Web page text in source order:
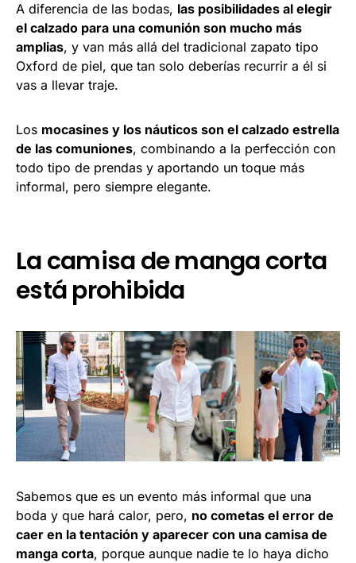
A diferencia de las bodas, las posibilidades al elegir
el calzado para una comunión son mucho más
amplias, y van más allá del tradicional zapato tipo
Oxford de piel, que tan solo deberías recurrir a él si
vas a llevar traje.
Los mocasines y los náuticos son el calzado estrella
de las comuniones, combinando a la perfección con
todo tipo de prendas y aportando un toque más
informal, pero siempre elegante.
La camisa de manga corta
está prohibida
Sabemos que es un evento más informal que una
boda y que hará calor, pero, no cometas el error de
caer en la tentación y aparecer con una camisa de
manga corta, porque aunque nadie te lo haya dicho